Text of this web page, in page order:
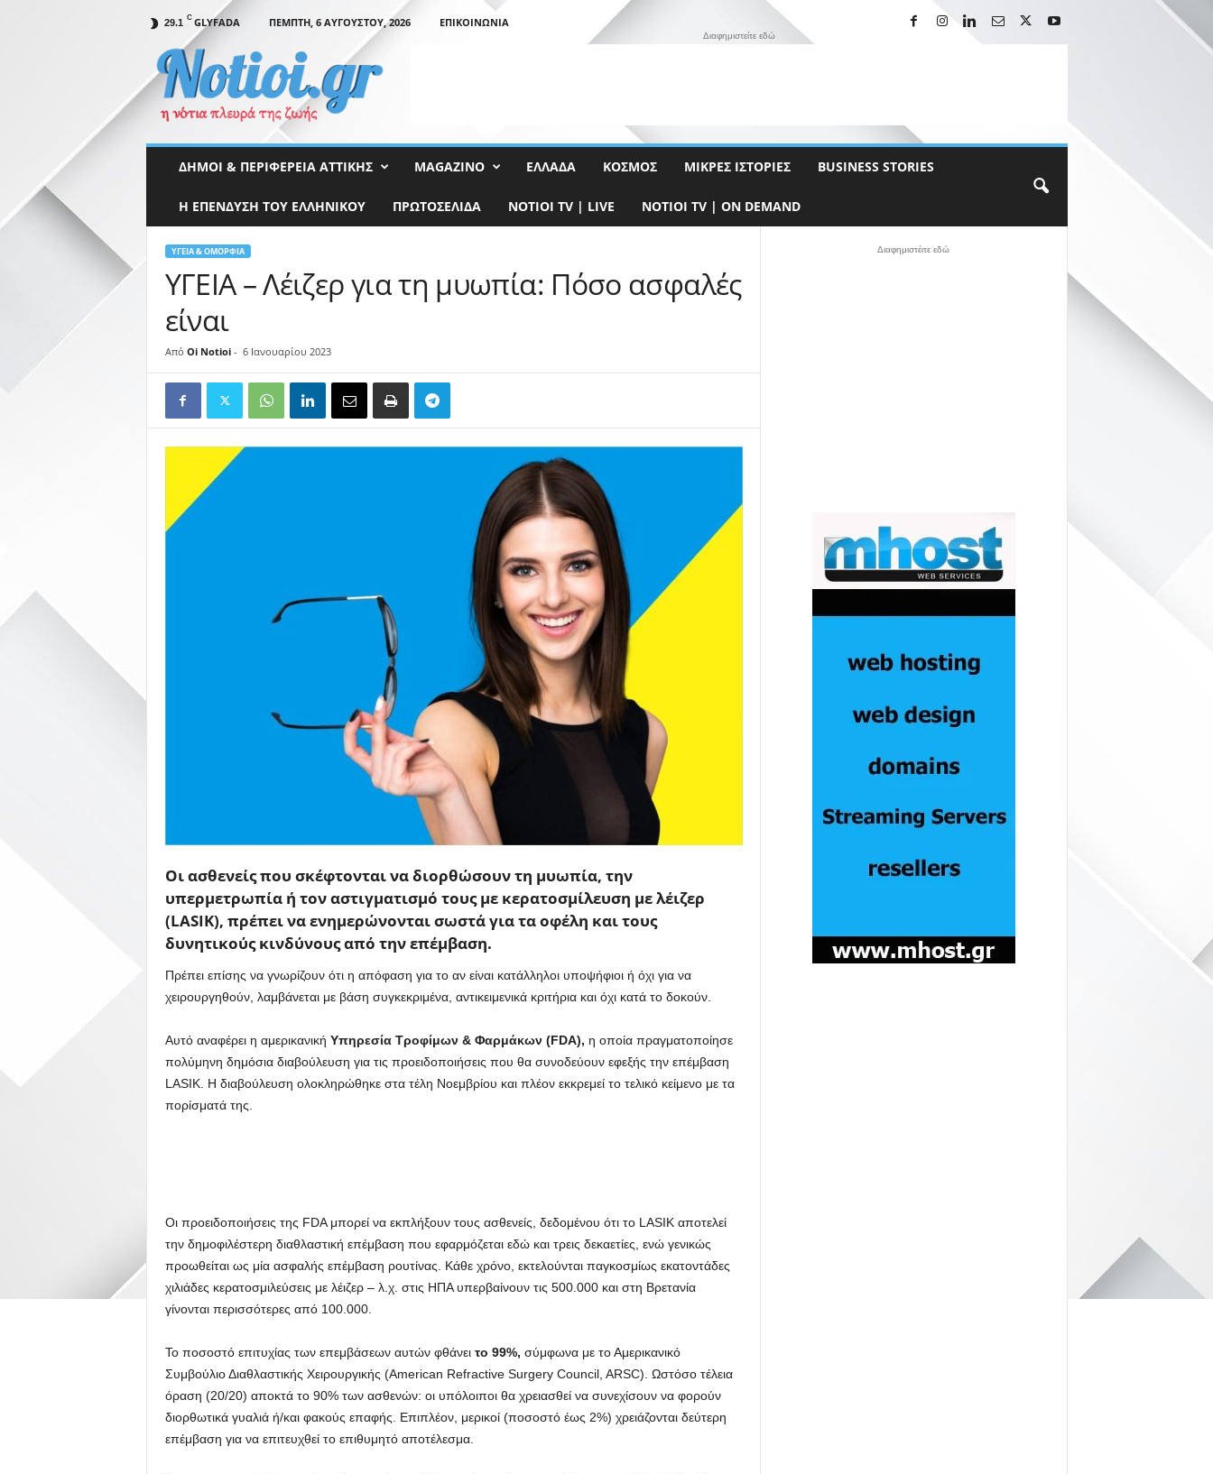
29.1 C GLYFADA ΠΈΜΠΤΗ, 6 ΑΥΓΟΎΣΤΟΥ, 2026
ΕΠΙΚΟΙΝΩΝΊΑ
t
Διαφημιστείτε εδώ
ΔΉΜΟΙ & ΠΕΡΙΦΈΡΕΙΑ ΑΤΤΙΚΉΣ MAGAZINO ΕΛΛΆΔΑ ΚΌΣΜΟΣ ΜΙΚΡΈΣ ΙΣΤΟΡΊΕΣ BUSINESS STORIES
Η ΕΠΕΝΔΥΣΗ ΤΟΥ ΕΛΛΗΝΙΚΟΥ ΠΡΩΤΟΣΈΛΙΔΑ NOTIOI TV | LIVE NOTIOI TV | ON DEMAND
ΥΓΕΊΑ & ΟΜΟΡΦΙΆ
ΥΓΕΙΑ – Λέιζερ για τη μυωπία: Πόσο ασφαλές
είναι
Από Oi Notioi- 6 Ιανουαρίου 2023
Οι ασθενείς που σκέφτονται να διορθώσουν τη μυωπία, την
υπερμετρωπία ή τον αστιγματισμό τους με κερατοσμίλευση με λέιζερ
(LASIK), πρέπει να ενημερώνονται σωστά για τα οφέλη και τους
δυνητικούς κινδύνους από την επέμβαση.
Πρέπει επίσης να γνωρίζουν ότι η απόφαση για το αν είναι κατάλληλοι υποψήφιοι ή όχι για να
χειρουργηθούν, λαμβάνεται με βάση συγκεκριμένα, αντικειμενικά κριτήρια και όχι κατά το δοκούν.
Αυτό αναφέρει η αμερικανική Υπηρεσία Τροφίμων & Φαρμάκων (FDA), η οποία πραγματοποίησε
πολύμηνη δημόσια διαβούλευση για τις προειδοποιήσεις που θα συνοδεύουν εφεξής την επέμβαση
LASIK. Η διαβούλευση ολοκληρώθηκε στα τέλη Νοεμβρίου και πλέον εκκρεμεί το τελικό κείμενο με τα
πορίσματά της.
Οι προειδοποιήσεις της FDA μπορεί να εκπλήξουν τους ασθενείς, δεδομένου ότι το LASIK αποτελεί
την δημοφιλέστερη διαθλαστική επέμβαση που εφαρμόζεται εδώ και τρεις δεκαετίες, ενώ γενικώς
προωθείται ως μία ασφαλής επέμβαση ρουτίνας. Κάθε χρόνο, εκτελούνται παγκοσμίως εκατοντάδες
χιλιάδες κερατοσμιλεύσεις με λέιζερ – λ.χ. στις ΗΠΑ υπερβαίνουν τις 500.000 και στη Βρετανία
γίνονται περισσότερες από 100.000.
Το ποσοστό επιτυχίας των επεμβάσεων αυτών φθάνειτο 99%, σύμφωνα με το Αμερικανικό
Συμβούλιο Διαθλαστικής Χειρουργικής (American Refractive Surgery Council, ARSC). Ωστόσο τέλεια
όραση (20/20) αποκτά το 90% των ασθενών: οι υπόλοιποι θα χρειασθεί να συνεχίσουν να φορούν
διορθωτικά γυαλιά ή/και φακούς επαφής. Επιπλέον, μερικοί (ποσοστό έως 2%) χρειάζονται δεύτερη
επέμβαση για να επιτευχθεί το επιθυμητό αποτέλεσμα.
Διαφημιστέιτε εδώ